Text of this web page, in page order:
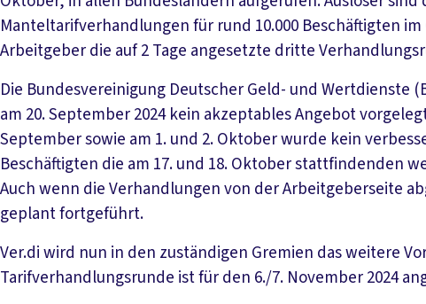
Manteltarifverhandlungen für rund 10.000 Beschäftigten
Arbeitgeber die auf 2 Tage angesetzte dritte
Die Bundesvereinigung Deutscher Geld- und Wertdienste
am 20. September 2024 kein akzeptables Angebot
September sowie am 1. und 2. Oktober wurde kein
Beschäftigten die am 17. und 18. Oktober stattfindenden
Auch wenn die Verhandlungen von der Arbeitgeberseite
geplant fortgeführt.
Ver.di wird nun in den zuständigen Gremien das weitere
Tarifverhandlungsrunde ist für den 6./7. November 2024